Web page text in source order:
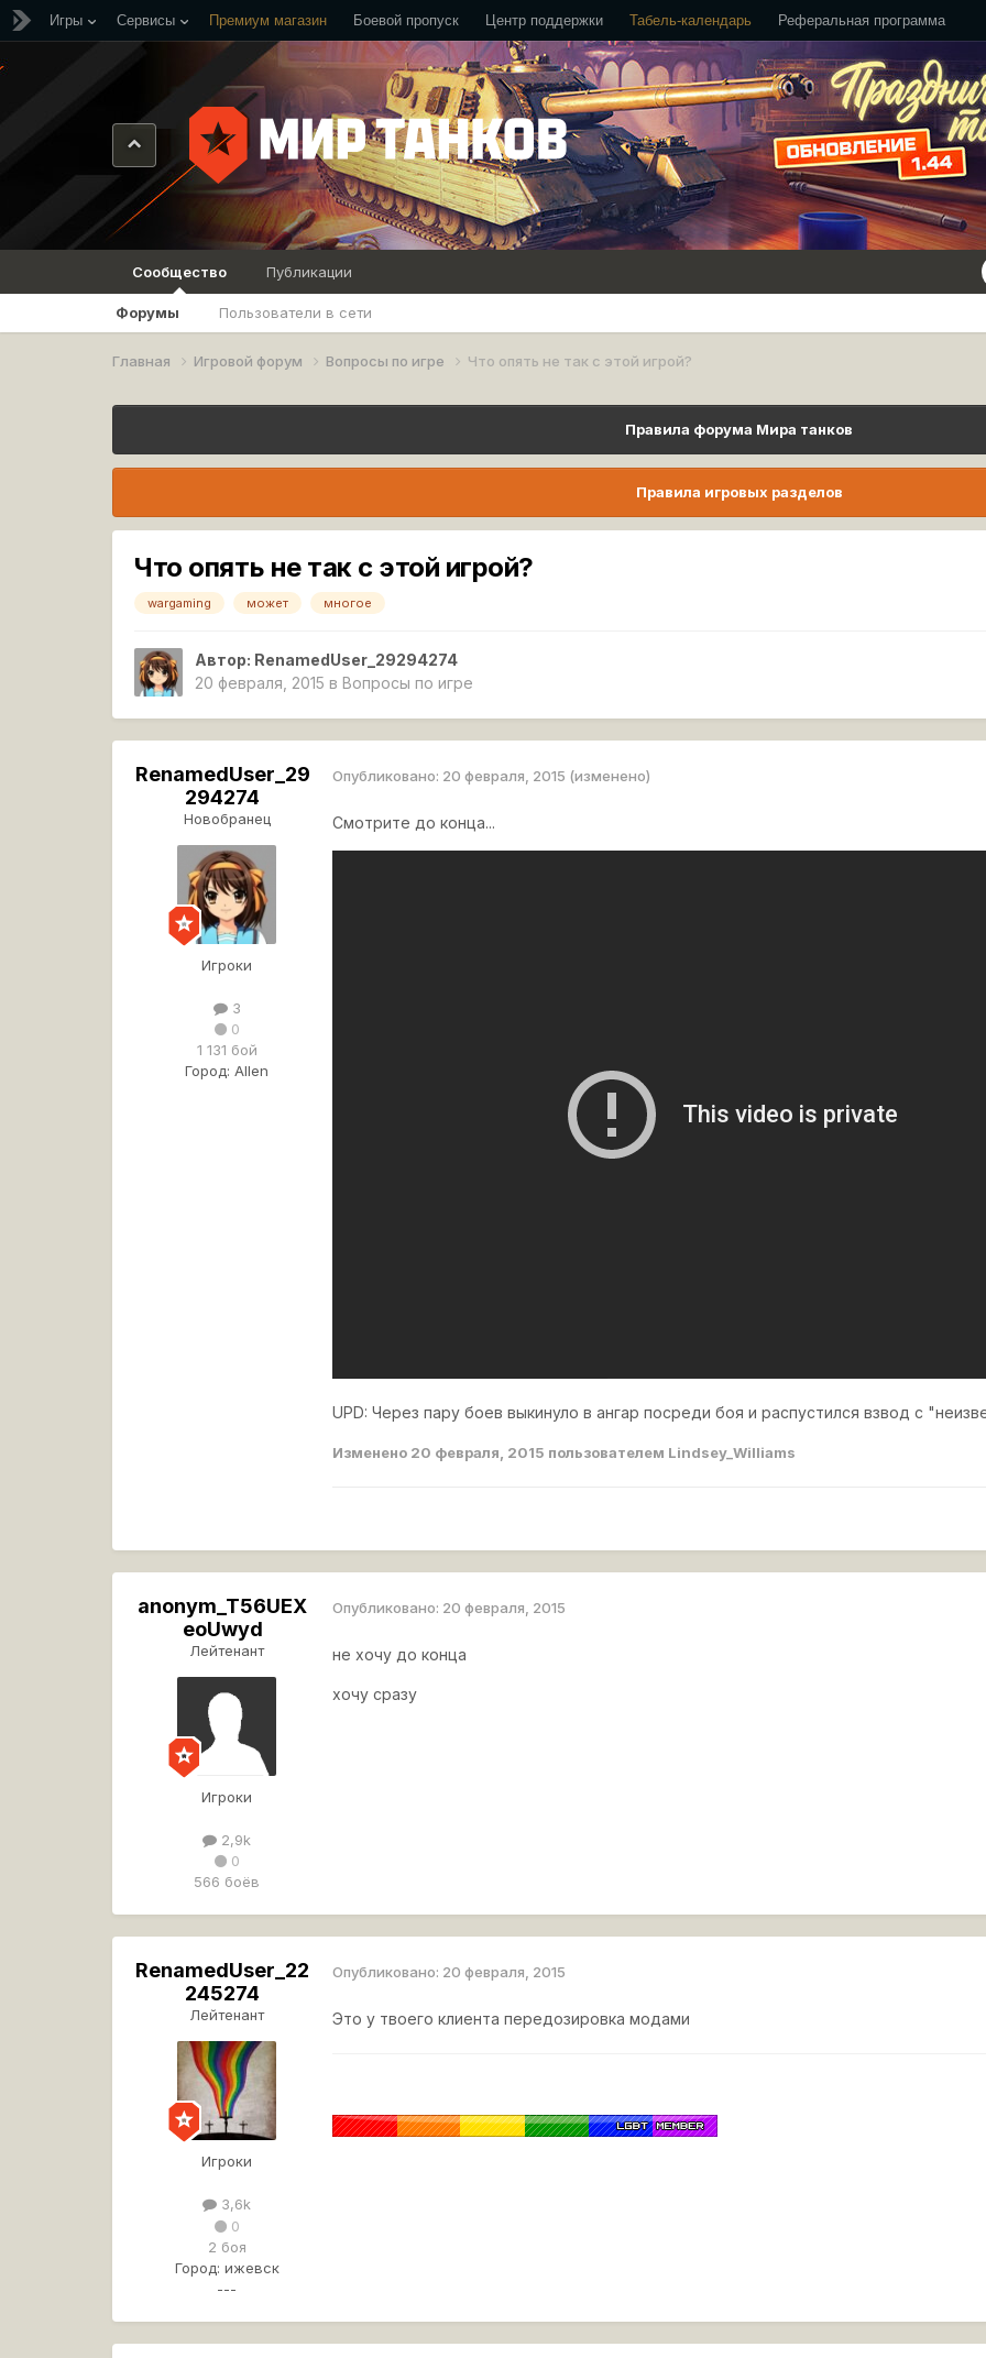
Игры Сервисы Премиум магазин Боевой пропуск Центр поддержки Табель-календарь Реферальная программа
Сообщество
Форумы Пользователи в сети
Публикации
Главная Игровой форум Вопросы по игре Что опять не так с этой игрой?
Правила форума Мира танков
Правила игровых разделов
Что опять не так с этой игрой?
wargaming может многое
Автор: RenamedUser_29294274
20 февраля, 2015 в Вопросы по игре
RenamedUser_29
294274
Новобранец
Игроки
3
0
1 131 бой
Город: Allen
Опубликовано: 20 февраля, 2015 (изменено)
Смотрите до конца...
UPD: Через пару боев выкинуло в ангар посреди боя и распустился взвод с
Изменено 20 февраля, 2015 пользователем Lindsey_Williams
anonym_T56UEX
eoUwyd
Лейтенант
Игроки
2,9k
0
566 боёв
Опубликовано: 20 февраля, 2015
не хочу до конца
хочу сразу
RenamedUser_22
245274
Лейтенант
Игроки
3,6k
0
2 боя
Город: ижевск
---
Опубликовано: 20 февраля, 2015
Это у твоего клиента передозировка модами